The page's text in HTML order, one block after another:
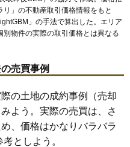
937万円 3.6%
1,057万円 -1.5%
1,209万円
1,159万円 -2.3%
1,112万円 1.0%
878万円
リ 」の不動産取引価格情報をもと
」の手法で算出した。エリア
物件の実際の取引価格とは異なる
売買事例
の土地の成約事例（売却
よう。実際の売買は、さ
、価格はかなりバラバラ
としよう。